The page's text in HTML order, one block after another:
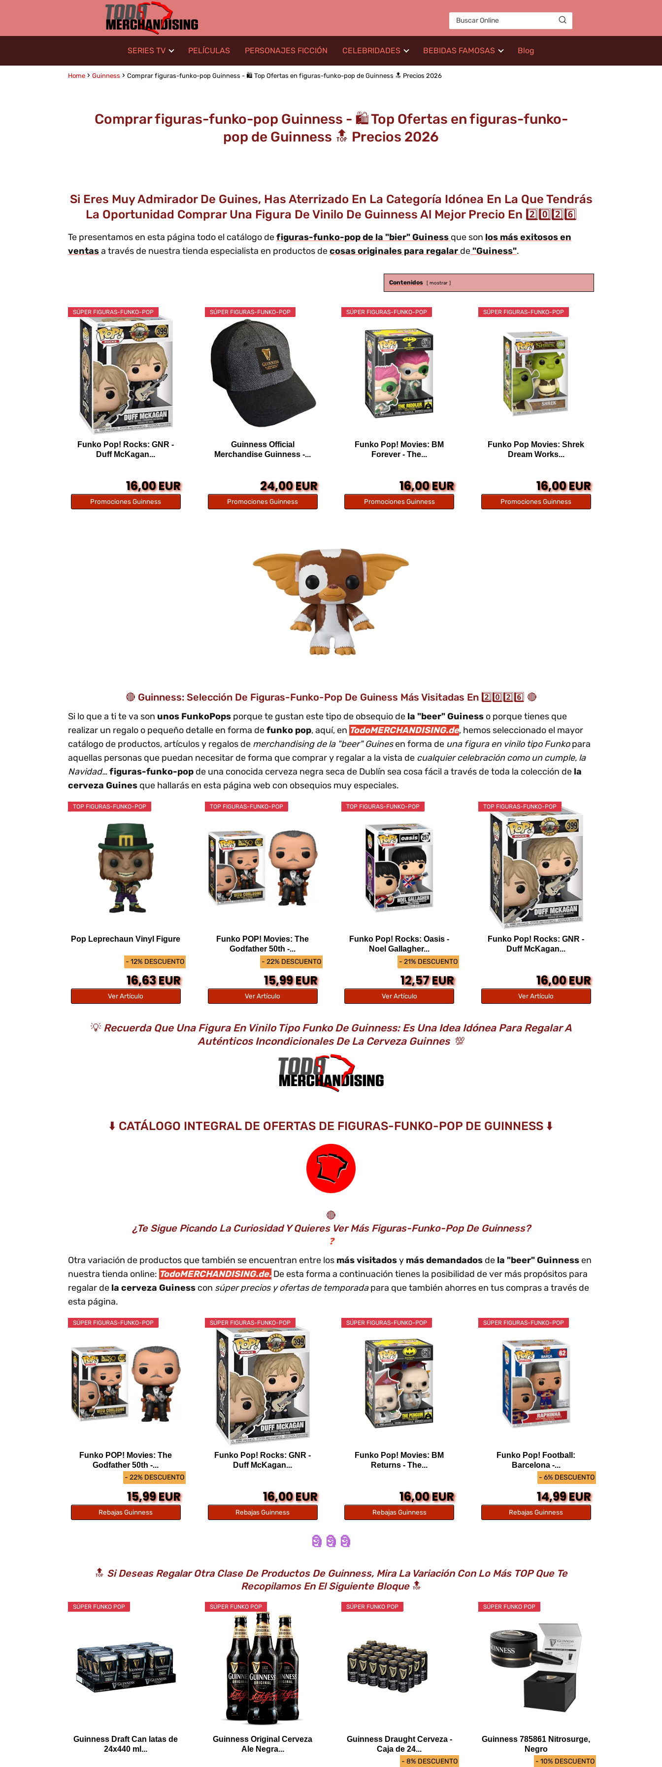
SERIES TV PELÍCULAS PERSONAJES FICCIÓN CELEBRIDADES BEBIDAS FAMOSAS Blog
Home Guinness Comprar figuras-funko-pop Guinness - 🛍️ Top Ofertas en figuras-funko-pop de Guinness 🔝 Precios 2026
Comprar figuras-funko-pop Guinness - 🛍️ Top Ofertas en figuras-funko-
pop de Guinness 🔝 Precios 2026
Si Eres Muy Admirador De Guines, Has Aterrizado En La Categoría Idónea En La Que Tendrás
La Oportunidad Comprar Una Figura De Vinilo De Guinness Al Mejor Precio En 2️⃣0️⃣2️⃣6️⃣
Te presentamos en esta página todo el catálogo defiguras-funko-pop de la "bier" Guiness que son los más exitosos en
ventasa través de nuestra tienda especialista en productos decosas originales para regalar de"Guiness".
Contenidos mostrar
SÚPER FIGURAS-FUNKO-POP
Funko Pop! Rocks: GNR -
Duff McKagan...
16,00 EUR
Promociones Guinness
SÚPER FIGURAS-FUNKO-POP
Guinness Official
Merchandise Guinness -...
24,00 EUR
Promociones Guinness
SÚPER FIGURAS-FUNKO-POP
Funko Pop! Movies: BM
Forever - The...
16,00 EUR
Promociones Guinness
SÚPER FIGURAS-FUNKO-POP
Funko Pop Movies: Shrek
Dream Works...
16,00 EUR
Promociones Guinness
🔴 Guinness: Selección De Figuras-Funko-Pop De Guiness Más Visitadas En 2️⃣0️⃣2️⃣6️⃣ 🔴
Si lo que a ti te va son unos FunkoPops porque te gustan este tipo de obsequio de la "beer" Guiness o porque tienes que
realizar un regalo o pequeño detalle en forma defunko pop, aquí, en TodoMERCHANDISING.de, hemos seleccionado el mayor
catálogo de productos, artículos y regalos de merchandising de la "beer" Guinesen forma de una figura en vinilo tipo Funkopara
aquellas personas que puedan necesitar de forma que comprar y regalar a la vista de cualquier celebración como un cumple, la
Navidad…figuras-funko-pop de una conocida cerveza negra seca de Dublín sea cosa fácil a través de toda la colección de la
cerveza Guines que hallarás en esta página web con obsequios muy especiales.
- 12% DESCUENTO
TOP FIGURAS-FUNKO-POP
Pop Leprechaun Vinyl Figure
16,63 EUR
Ver Artículo
- 22% DESCUENTO
TOP FIGURAS-FUNKO-POP
Funko POP! Movies: The
Godfather 50th -...
15,99 EUR
Ver Artículo
- 21% DESCUENTO
TOP FIGURAS-FUNKO-POP
Funko Pop! Rocks: Oasis -
Noel Gallagher...
12,57 EUR
Ver Artículo
TOP FIGURAS-FUNKO-POP
Funko Pop! Rocks: GNR -
Duff McKagan...
16,00 EUR
Ver Artículo
💡Recuerda Que Una Figura En Vinilo Tipo Funko De Guinness: Es Una Idea Idónea Para Regalar A
Auténticos Incondicionales De La Cerveza Guinnes 💯
⬇️ CATÁLOGO INTEGRAL DE OFERTAS DE FIGURAS-FUNKO-POP DE GUINNESS ⬇️
🔴
¿Te Sigue Picando La Curiosidad Y Quieres Ver Más Figuras-Funko-Pop De Guinness?
❓
Otra variación de productos que también se encuentran entre los más visitadosy más demandados de la "beer" Guinnessen
nuestra tienda online: TodoMERCHANDISING.de. De esta forma a continuación tienes la posibilidad de ver más propósitos para
regalar de la cerveza Guiness con súper precios y ofertas de temporadapara que también ahorres en tus compras a través de
esta página.
- 22% DESCUENTO
SÚPER FIGURAS-FUNKO-POP
Funko POP! Movies: The
Godfather 50th -...
15,99 EUR
Rebajas Guinness
SÚPER FIGURAS-FUNKO-POP
Funko Pop! Rocks: GNR -
Duff McKagan...
16,00 EUR
Rebajas Guinness
SÚPER FIGURAS-FUNKO-POP
Funko Pop! Movies: BM
Returns - The...
16,00 EUR
Rebajas Guinness
- 6% DESCUENTO
SÚPER FIGURAS-FUNKO-POP
Funko Pop! Football:
Barcelona -...
14,99 EUR
Rebajas Guinness
🗿 🗿 🗿
🔝 Si Deseas Regalar Otra Clase De Productos De Guinness, Mira La Variación Con Lo Más TOP Que Te
Recopilamos En El Siguiente Bloque🔝
SÚPER FUNKO POP
Guinness Draft Can latas de
24x440 ml...
SÚPER FUNKO POP
Guinness Original Cerveza
Ale Negra...
- 8% DESCUENTO
SÚPER FUNKO POP
Guinness Draught Cerveza -
Caja de 24...
- 10% DESCUENTO
SÚPER FUNKO POP
Guinness 785861 Nitrosurge,
Negro